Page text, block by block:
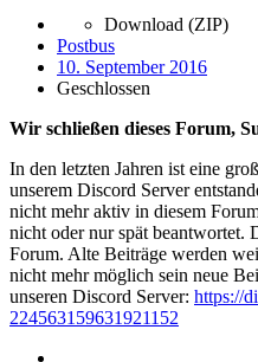
Download (ZIP)
Postbus
10. September 2016
Geschlossen
Wir schließen dieses Forum,
In den letzten Jahren ist eine
unserem Discord Server
nicht mehr aktiv in diesem
nicht oder nur spät beantwortet.
Forum. Alte Beiträge werden
nicht mehr möglich sein neue
unseren Discord Server: https://
224563159631921152